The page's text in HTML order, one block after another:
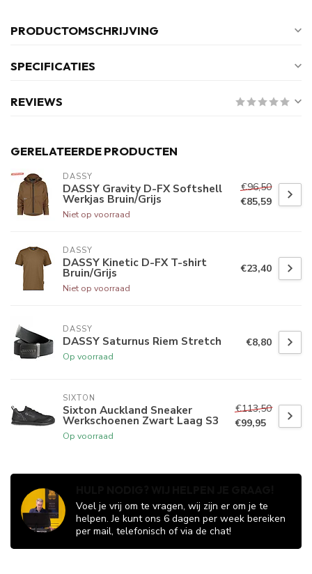
PRODUCTOMSCHRIJVING
SPECIFICATIES
REVIEWS
GERELATEERDE PRODUCTEN
DASSY
DASSY Gravity D-FX Softshell
Werkjas Bruin/Grijs
Niet op voorraad
€96,50
€85,59
DASSY
DASSY Kinetic D-FX T-shirt
Bruin/Grijs
Niet op voorraad
€23,40
DASSY
DASSY Saturnus Riem Stretch
Op voorraad
€8,80
SIXTON
Sixton Auckland Sneaker
Werkschoenen Zwart Laag S3
Op voorraad
€113,50
€99,95
Voel je vrij om te vragen, wij zijn er om je te
helpen. Je kunt ons 6 dagen per week bereiken
per mail, telefonisch of via de chat!